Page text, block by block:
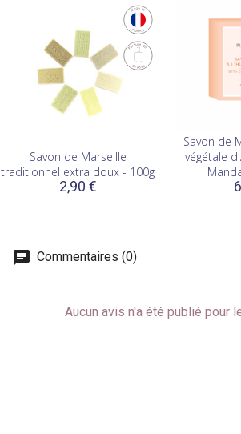
Savon de Marseille
traditionnel extra doux - 100g
2,90 €
Savon de
végétale
Commentaires (0)
Aucun avis n'a été publié pour